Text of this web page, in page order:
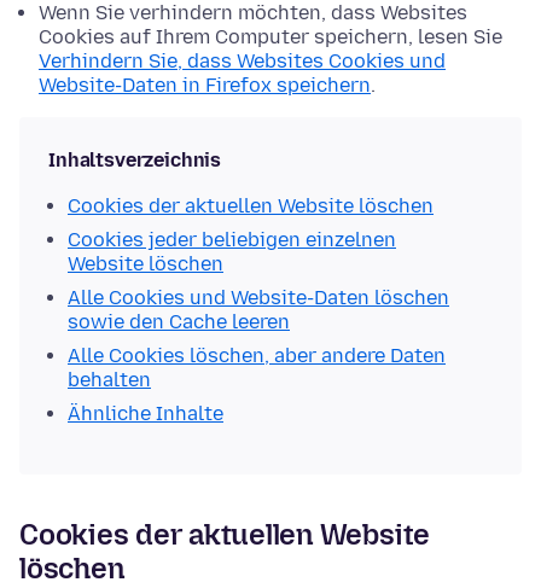
Wenn Sie verhindern möchten, dass Websites
Cookies auf Ihrem Computer speichern, lesen Sie
Verhindern Sie, dass Websites Cookies und
Website-Daten in Firefox speichern.
Inhaltsverzeichnis
Cookies der aktuellen Website löschen
Cookies jeder beliebigen einzelnen
Website löschen
Alle Cookies und Website-Daten löschen
sowie den Cache leeren
Alle Cookies löschen, aber andere Daten
behalten
Ähnliche Inhalte
Cookies der aktuellen Website
löschen